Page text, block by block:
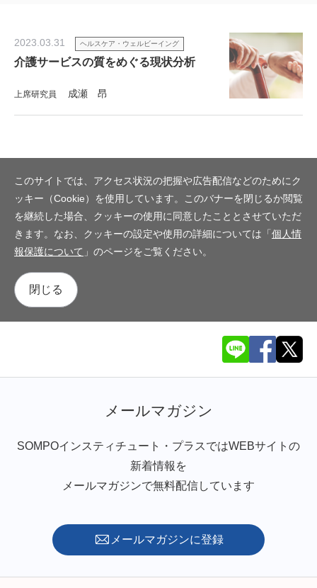
2023.03.31 ヘルスケア・ウェルビーイング
介護サービスの質をめぐる現状分析
上席研究員 成瀬 昂
このサイトでは、アクセス状況の把握や広告配信などのためにク
ッキー（Cookie）を使用しています。このバナーを閉じるか閲覧
を継続した場合、クッキーの使用に同意したこととさせていただ
きます。なお、クッキーの設定や使用の詳細については「個人情
報保護について 」のページをご覧ください。
閉じる
メールマガジン
SOMPOインスティチュート・プラスではWEBサイトの
新着情報を
メールマガジンで無料配信しています
メールマガジンに登録